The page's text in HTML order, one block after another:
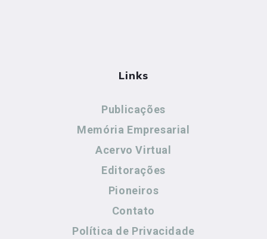
Links
Publicações
Memória Empresarial
Acervo Virtual
Editorações
Pioneiros
Contato
Política de Privacidade